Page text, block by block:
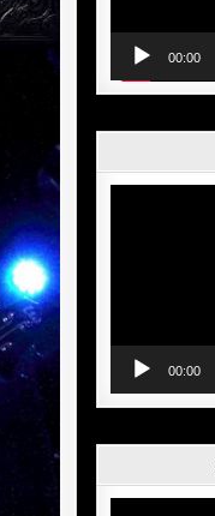
00:00
00:00